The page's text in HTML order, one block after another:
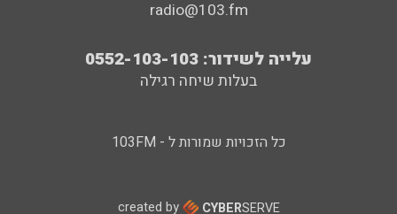
radio@103.fm
עלייה לשידור: 0552-103-103
בעלות שיחה רגילה
כל הזכויות שמורות ל - 103FM
created by CYBERSERVE